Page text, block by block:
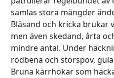
samlas stora mängder
Bläsand och kricka brukar
men även skedand, årta
mindre antal. Under
rödbena och storspov,
Bruna kärrhökar som